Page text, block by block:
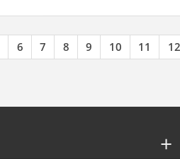
6 7 8 9 10 11 12